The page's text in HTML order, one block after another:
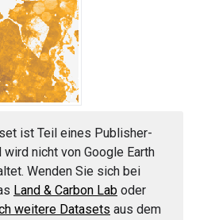
ist Teil eines Publisher-
wird nicht von Google Earth
Wenden Sie sich bei
Land & Carbon Lab oder
weitere Datasets aus dem